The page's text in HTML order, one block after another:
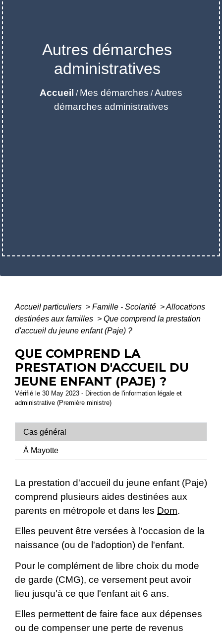
Autres démarches
administratives
Accueil / Mes démarches /Autres
démarches administratives
Accueil particuliers > Famille - Scolarité >Allocations
destinées aux familles > Que comprend la prestation
d'accueil du jeune enfant (Paje) ?
QUE COMPREND LA
PRESTATION D'ACCUEIL DU
JEUNE ENFANT (PAJE) ?
Vérifié le 30 May 2023 - Direction de l'information légale et
administrative (Première ministre)
Cas général
À Mayotte
La prestation d'accueil du jeune enfant (Paje)
comprend plusieurs aides destinées aux
parents en métropole et dans les Dom.
Elles peuvent être versées à l'occasion de la
naissance (ou de l'adoption) de l'enfant.
Pour le complément de libre choix du mode
de garde (CMG), ce versement peut avoir
lieu jusqu'à ce que l'enfant ait 6 ans.
Elles permettent de faire face aux dépenses
ou de compenser une perte de revenus